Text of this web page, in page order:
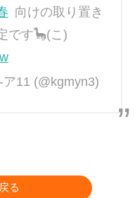
向けの取り置き
です🦕(こ)
11 (@kgmyn3)
る